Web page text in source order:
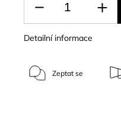
Detailní informace
Zeptat se